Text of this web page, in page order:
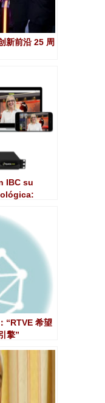
新前沿 25 周
IBC su
“RTVE 希望
擎”